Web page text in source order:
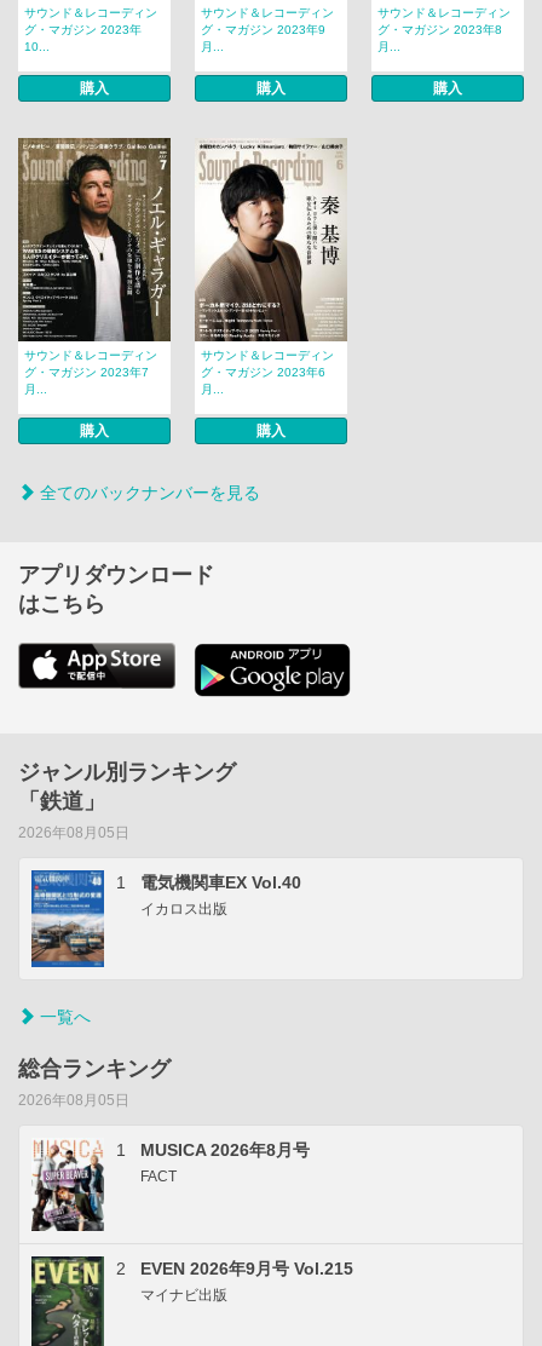
サウンド＆レコーディン
グ・マガジン 2023年
10...
購入
サウンド＆レコーディン
グ・マガジン 2023年9
月...
購入
サウンド＆レコーディン
グ・マガジン 2023年8
月...
購入
サウンド＆レコーディン
グ・マガジン 2023年7
月...
購入
サウンド＆レコーディン
グ・マガジン 2023年6
月...
購入
全てのバックナンバーを見る
アプリダウンロード
はこちら
ジャンル別ランキング
「鉄道」
2026年08月05日
1 電気機関車EX Vol.40
イカロス出版
一覧へ
総合ランキング
2026年08月05日
1 MUSICA 2026年8月号
FACT
2 EVEN 2026年9月号 Vol.215
マイナビ出版